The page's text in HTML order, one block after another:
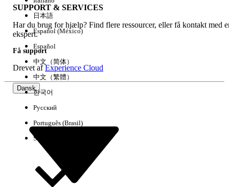
Ryd alle Udført
SUPPORT & SERVICES
Har du brug for hjælp? Find flere ressourcer, eller få kontakt med
ekspert.
Få support
Drevet afExperience Cloud
Dansk
日本語
Español (México)
Español
中文（简体）
中文（繁體）
한국어
Русский
Português (Brasil)
Suomi